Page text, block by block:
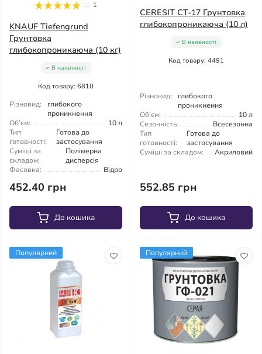
1
KNAUF Tiefengrund
Грунтовка
глибокопроникаюча (10 кг)
В наявності
Код товару: 6810
Різновид:
глибокого
проникнення
Об'єм:
10 л
Тип
готовності:
Готова до
застосування
Суміші за
складом:
Полімерна
дисперсія
Фасовка:
Відро
452.40 грн
До кошика
CERESIT CT-17 Грунтовка
глибокопроникаюча (10 л)
В наявності
Код товару: 4491
Різновид:
глибокого
проникнення
Об'єм:
10 л
Сезонність:
Всесезонна
Тип
готовності:
Готова до
застосування
Суміші за складом:
Акриловий
552.85 грн
До кошика
Популярний Популярний